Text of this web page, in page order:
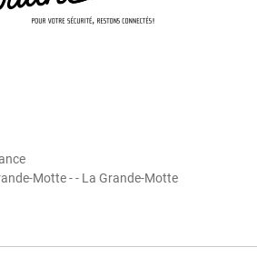
Motte - - La Grande-Motte